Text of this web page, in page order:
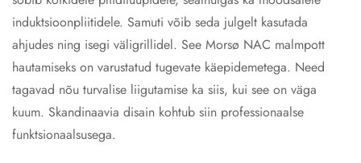
induktsioonpliitidele. Samuti võib seda julgelt kasutada
ahjudes ning isegi väligrillidel. See Morsø NAC malmpott
hautamiseks on varustatud tugevate käepidemetega. Need
tagavad nõu turvalise liigutamise ka siis, kui see on väga
kuum. Skandinaavia disain kohtub siin professionaalse
funktsionaalsusega.